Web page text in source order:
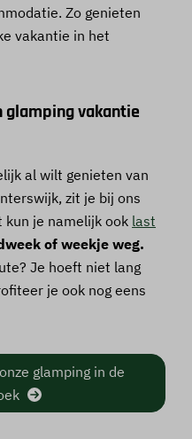
Zo genieten
vakantie in het
glamping vakantie
al wilt genieten van
zit je bij ons
kun je namelijk ook last
of weekje weg.
Je hoeft niet lang
je ook nog eens
glamping in de